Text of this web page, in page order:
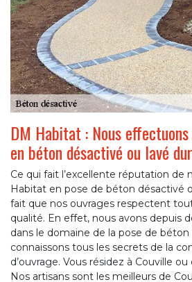
DM Habitat : Nous
en béton désactivé ou lavé
Ce qui fait l’excellente réputation de
Habitat en pose de béton désactivé
fait que nos ouvrages respectent
qualité. En effet, nous avons depuis
dans le domaine de la pose de
connaissons tous les secrets de la
d’ouvrage. Vous résidez à Couville
Nos artisans sont les meilleurs de